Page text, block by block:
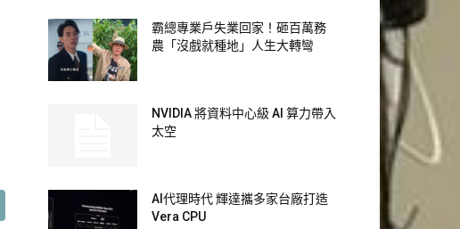
霸總專業戶失業回家！砸百萬務
農「沒戲就種地」人生大轉彎
NVIDIA 將資料中心級 AI 算力帶入
太空
AI代理時代 輝達攜多家台廠打造
Vera CPU